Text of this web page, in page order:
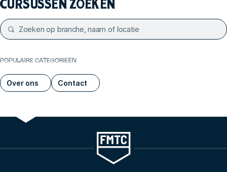
CURSUSSEN ZOEKEN
POPULAIRE CATEGORIEËN
Over ons Contact